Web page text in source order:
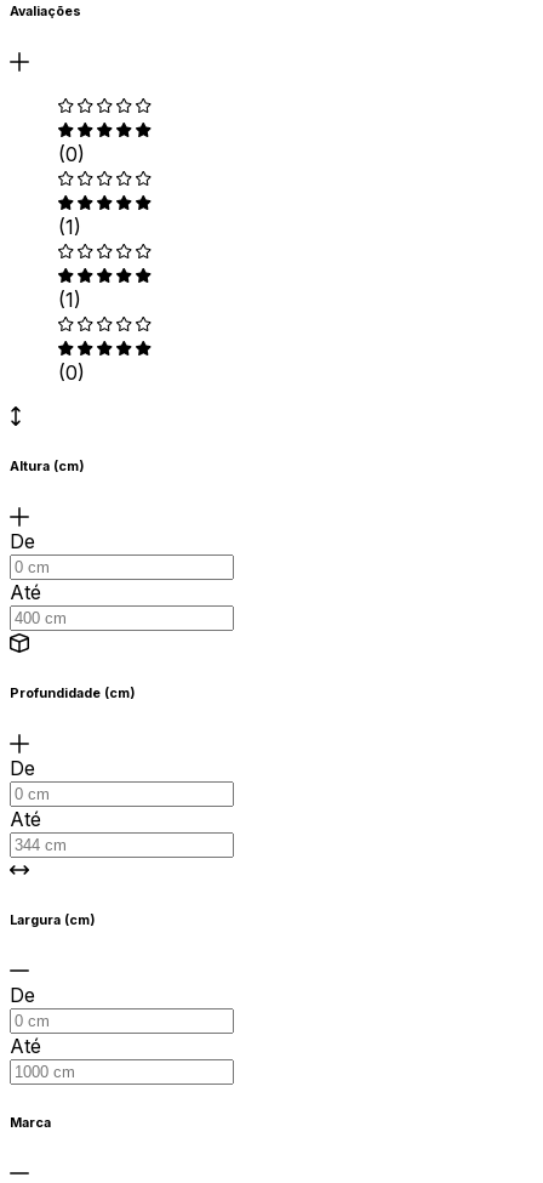
Avaliações
(0)
(1)
(1)
(0)
Altura (cm)
De
Até
Profundidade (cm)
De
Até
Largura (cm)
De
Até
Marca